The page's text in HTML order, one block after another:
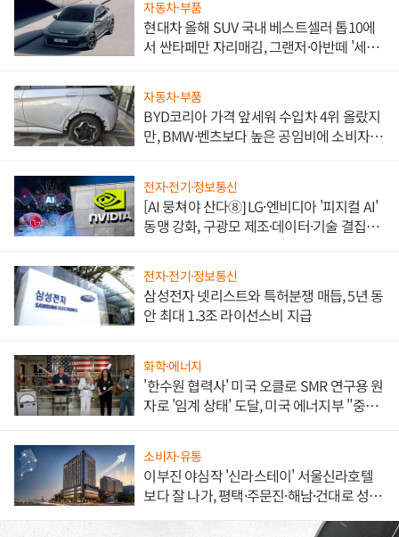
자동차·부품
현대차 올해 SUV 국내 베스트셀러 톱10에
서 싼타페만 자리매김, 그랜저·아반떼 '세단
자동차·부품
BYD코리아 가격 앞세워 수입차 4위 올랐지
만, BMW·벤츠보다 높은 공임비에 소비자
전자·전기·정보통신
[AI 뭉쳐야 산다⑧] LG·엔비디아 '피지컬 AI'
동맹 강화, 구광모 제조·데이터·기술 결집
전자·전기·정보통신
삼성전자 넷리스트와 특허분쟁 매듭, 5년 동
안 최대 1.3조 라이선스비 지급
화학·에너지
'한수원 협력사' 미국 오클로 SMR 연구용 원
자로 '임계 상태' 도달, 미국 에너지부 "중요
소비자·유통
이부진 야심작 '신라스테이' 서울신라호텔
보다 잘 나가, 평택·주문진·해남·건대로 성